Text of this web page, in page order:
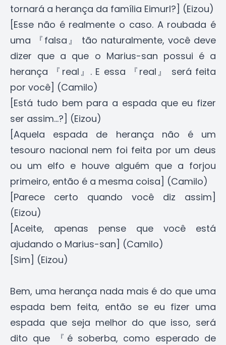
tornará a herança da família Eimurl?] (Eizou)
[Esse não é realmente o caso. A roubada é
uma 『falsa』 tão naturalmente, você deve
dizer que a que o Marius-san possui é a
herança 『real』. E essa 『real』 será feita
por você] (Camilo)
[Está tudo bem para a espada que eu fizer
ser assim...?] (Eizou)
[Aquela espada de herança não é um
tesouro nacional nem foi feita por um deus
ou um elfo e houve alguém que a forjou
primeiro, então é a mesma coisa] (Camilo)
[Parece certo quando você diz assim]
(Eizou)
[Aceite, apenas pense que você está
ajudando o Marius-san] (Camilo)
[Sim] (Eizou)
Bem, uma herança nada mais é do que uma
espada bem feita, então se eu fizer uma
espada que seja melhor do que isso, será
dito que 『é soberba, como esperado de